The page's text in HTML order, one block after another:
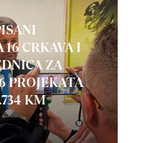
CRKAVA I
ZA
PROJEKATA
KM